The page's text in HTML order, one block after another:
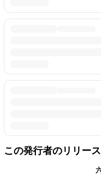
この発行者のリリース